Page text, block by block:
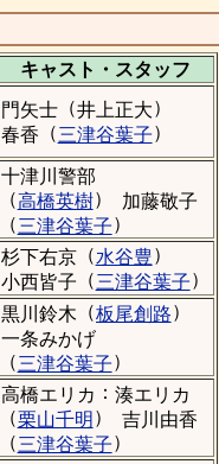
キャスト・ スタッフ
門矢士（井上正大）
春香 （三津谷葉子）
十津川警部
（高橋英樹）
加藤敬子
（三津谷葉子）
杉下右京（水谷豊）
小西皆子 （三津谷葉子）
黒川鈴木 （板尾創路）
一条みかげ
（三津谷葉子）
高橋エリカ ： 湊エリカ
（栗山千明 ）
吉川由香
（三津谷葉子）